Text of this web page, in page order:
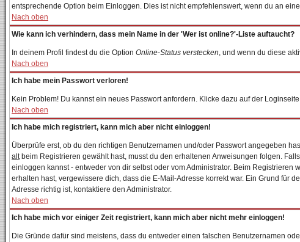
entsprechende Option beim Einloggen. Dies ist nicht empfehlenswert, wenn du an
Nach oben
Wie kann ich verhindern, dass mein Name in der 'Wer ist online?'-Liste auftaucht?
In deinem Profil findest du die Option Online-Status verstecken, und wenn du diese
Nach oben
Ich habe mein Passwort verloren!
Kein Problem! Du kannst ein neues Passwort anfordern. Klicke dazu auf der
Nach oben
Ich habe mich registriert, kann mich aber nicht einloggen!
Überprüfe erst, ob du den richtigen Benutzernamen und/oder Passwort angegeben
altbeim Registrieren gewählt hast, musst du den erhaltenen Anweisungen folgen.
einloggen kannst - entweder von dir selbst oder vom Administrator. Beim
erhalten hast, vergewissere dich, dass die E-Mail-Adresse korrekt war. Ein Grund für
Adresse richtig ist, kontaktiere den Administrator.
Nach oben
Ich habe mich vor einiger Zeit registriert, kann mich aber nicht mehr einloggen!
Die Gründe dafür sind meistens, dass du entweder einen falschen Benutzernamen